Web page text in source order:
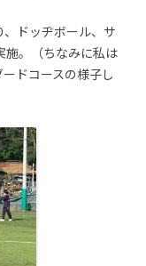
ドッヂボール、サ
施。（ちなみに私は
ドコースの様子し